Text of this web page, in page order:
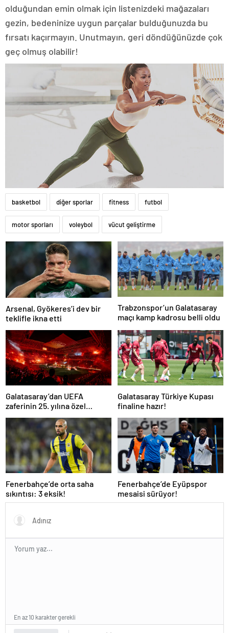
olduğundan emin olmak için listenizdeki mağazaları
gezin, bedeninize uygun parçalar bulduğunuzda bu
fırsatı kaçırmayın. Unutmayın, geri döndüğünüzde çok
geç olmuş olabilir!
basketbol diğer sporlar fitness futbol
motor sporları voleybol vücut geliştirme
Arsenal, Gyökeres’i dev bir
teklifle ikna etti
Trabzonspor’un Galatasaray
maçı kamp kadrosu belli oldu
Galatasaray’dan UEFA
zaferinin 25. yılına özel
buluşma!
Galatasaray Türkiye Kupası
finaline hazır!
Fenerbahçe’de orta saha
sıkıntısı: 3 eksik!
Fenerbahçe’de Eyüpspor
mesaisi sürüyor!
En az 10 karakter gerekli